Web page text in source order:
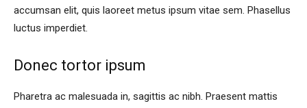
accumsan elit, quis laoreet metus ipsum vitae sem. Phasellus
luctus imperdiet.
Donec tortor ipsum
Pharetra ac malesuada in, sagittis ac nibh. Praesent mattis